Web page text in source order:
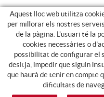
Aquest lloc web utilitza
per millorar els nostres
de la pàgina. L'usuari té la
cookies necessàries o
possibilitat de configurar el
desitja, impedir que siguin
que haurà de tenir en compte
dificultats de